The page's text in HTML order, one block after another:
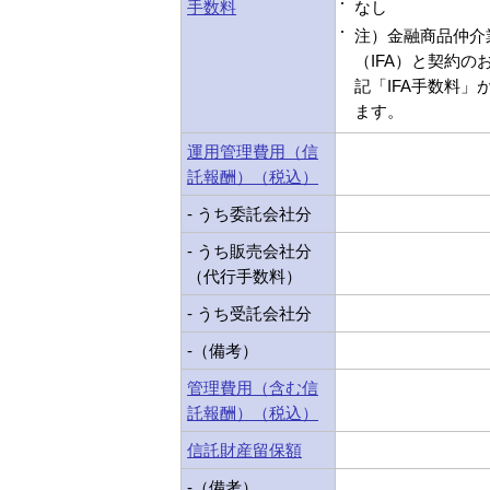
手数料
なし
注）金融商品仲介
（IFA）と契約の
記「IFA手数料」
ます。
運用管理費用（信
託報酬）（税込）
- うち委託会社分
- うち販売会社分
（代行手数料）
- うち受託会社分
-（備考）
管理費用（含む信
託報酬）（税込）
信託財産留保額